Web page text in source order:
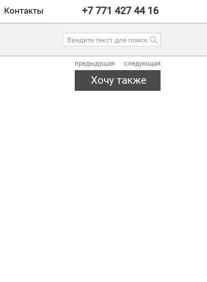
Контакты +7 771 427 44 16
Хочу также
предыдущая следующая